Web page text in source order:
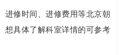
修时间、进修费用等北京朝
想具体了解科室详情的可参考